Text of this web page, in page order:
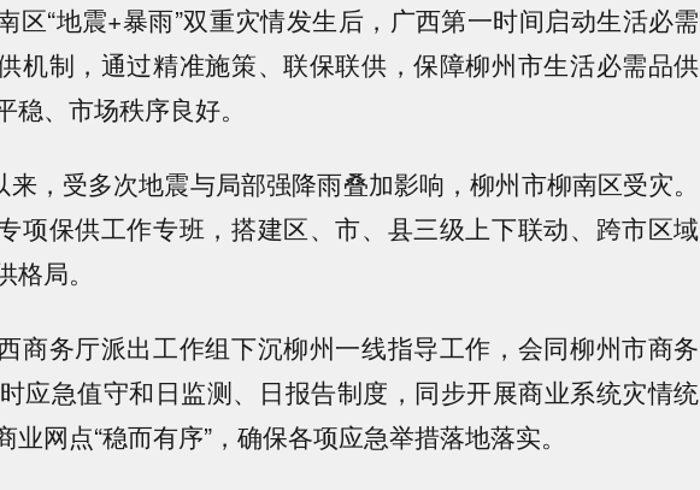
区“地震+暴雨”双重灾情发生后，广西第一时间启动生活必需
机制，通过精准施策、联保联供，保障柳州市生活必需品供
稳、市场秩序良好。
受多次地震与局部强降雨叠加影响，柳州市柳南区受灾。
项保供工作专班，搭建区、市、县三级上下联动、跨市区域
局。
务厅派出工作组下沉柳州一线指导工作，会同柳州市商务
应急值守和日监测、日报告制度，同步开展商业系统灾情统
业网点“稳而有序”，确保各项应急举措落地落实。